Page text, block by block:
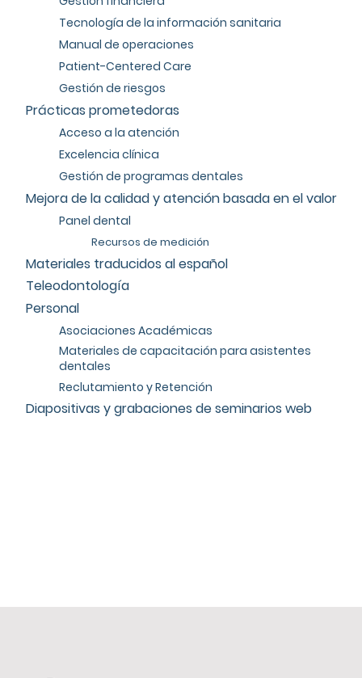
Tecnología de la información sanitaria
Manual de operaciones
Patient-Centered Care
Gestión de riesgos
Prácticas prometedoras
Acceso a la atención
Excelencia clínica
Gestión de programas dentales
Mejora de la calidad y atención basada en el valor
Panel dental
Recursos de medición
Materiales traducidos al español
Teleodontología
Personal
Asociaciones Académicas
Materiales de capacitación para asistentes
dentales
Reclutamiento y Retención
Diapositivas y grabaciones de seminarios web